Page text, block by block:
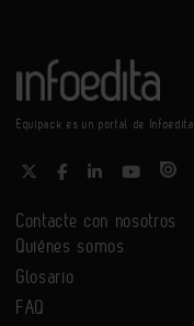
Equipack es un portal de Infoedita
Contacte con nosotros
Quiénes somos
Glosario
FAQ